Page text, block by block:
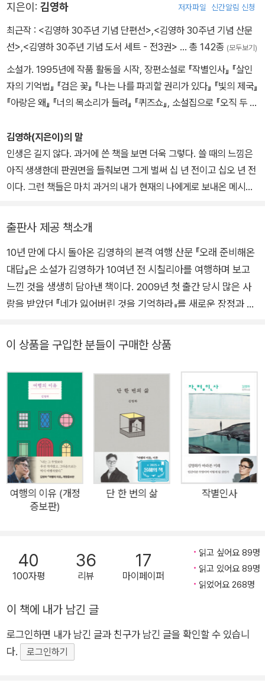
지은이: 김영하 저자파일 신간알림 신청
최근작 : <김영하 30주년 기념 단편선>,<김영하 30주년 기념 산문
선>,<김영하 30주년 기념 도서 세트 - 전3권> … 총 142종 (모두보기)
소설가. 1995년에 작품 활동을 시작, 장편소설로 『작별인사』 『살인
자의 기억법』 『검은 꽃』 『나는 나를 파괴할 권리가 있다』 『빛의 제국』
『아랑은 왜』 『너의 목소리가 들려』 『퀴즈쇼』, 소설집으로 『오직 두 사
『무슨 일이 일어났는지는 아무도』 『호출』이 있고, 산문 『단 한 번의
삶』 『여행의 이유』 『오래 준비해온 대답』 『다다다』 등을 냈다. 이상문
학상, 동인문학상, 황순원문학상, 현대문학상, 만해문학상, 김유정문
학상 등을 수상했다. 독일과 일본에서 각각 독립출판사문학상과 번역
김영하(지은이)의 말
인생은 길지 않다. 과거에 쓴 책을 보면 더욱 그렇다. 쓸 때의 느낌은
아직 생생한데 판권면을 들춰보면 그게 벌써 십 년 전이고 십오 년 전
이다. 그런 책들은 마치 과거의 내가 현재의 나에게로 보내온 메시지
책을 쓰던 때는 모든 게 불확실했다. 편집자로부터 받은 교정쇄 속의
나는 아내와 함께 먼길을 떠날 준비를 하고 있다. 시칠리아를 여행한
우리는 이 년 반쯤의 해외체류를 무사히 마치고 귀국하게 되지만 그
때는 아직 모르고 있었다. 밴쿠버와 뉴욕에 가서 살게 될 것도, 심지어
귀국 후 부산에서 또 삼 년을 살게 될 것도. 이제는 모든 것을 알고 있
고 웃으며 회상할 수 있다. 그러나 이 책이 쓰인 십 년 전에는 그럴 수
여행은 스마트폰 이전 시대에 경험한 마지막 여행이라고 할 수 있다.
구글맵도, 트립어드바이저도, 호텔스닷컴도 없던 시절. 우리는 현지
에 도착해 그날 밤에 묵을 호텔을 공중전화로 예약했다. 렌터카 조수
석에 앉은 아내가 종이 지도를 보며 길을 찾았다. 우리는 종종 이상한
길로 접어들어 헤맸고 일정에도 없던 곳에 가서 머물렀다. 스마트폰
이 우리 삶의 일부가 된 지 십 년, 이제는 길을 잃고 싶어도 잃을 수가
없다. 모든 것을 예약하고, 유튜브로 미리 살피고, 다른 여행자의 리뷰
를 꼼꼼히 본다. 그래서 가끔은 생각지도 못한 곳으로 흘러들어가 놀
라운 발견을 거듭하던 그 시절의 여행을 떠올리며 그리워한다.
그때는 스마트폰이 없었고, 그리고 무엇보다, 젊었다, 그리고(아니 그
게 되어 기쁘다. 그 여행 이후 내 삶에는 큰 변화가 있었다. 이 땅을 떠
나 오래 사는 첫 경험을 했고, 요리의 기쁨을 알게 되었고, 내가 어떤
사람인지 더 명확히 알게 되었다. 배수의 진을 친다는 느낌으로 결행
한 여행이었지만 막상 떠나보니 여행 그 자체가 좋았다. 그때의 느낌
을 새로운 독자들과 나누고 싶다. 개정판에는 원래의 판본에서 마지
막 순간에 누락시켰던 한 꼭지, 즉 시칠리아에서 어설프게 해먹었던
현지음식 요리법 같은 꼭지를 추가했다.
출판사 제공 책소개
10년 만에 다시 돌아온 김영하의 본격 여행 산문 『오래 준비해온
대답』은 소설가 김영하가 10여년 전 시칠리아를 여행하며 보고
느낀 것을 생생히 담아낸 책이다. 2009년 첫 출간 당시 많은 사
랑을 받았던 『네가 잃어버린 것을 기억하라』를 새로운 장정과 제
는 문장과 내용을 가다듬고 여행 당시 찍은 사진들을 풍성하게 수
재미를 더했다. 2007년 가을, 지금은 장수 여행 프로그램으로 자
리매김한 EBS <세계테마기행>의 런칭을 준비하던 제작진이 작
가 김영하를 찾아왔다. 그들이 작가에게 어떤 곳을 여행하고 싶냐
고 물어보았을 때, 김영하는 ‘마치 오래 준비해온 대답’처럼 시칠
리아라고 답한다. 당시 한국예술종합대학에서 학생들을 가르치
고 있었던 작가는 그들과 함께 시칠리아를 다녀온 후, 교수직을
사직하고 서울의 모든 것을 정리한 뒤 다섯 달 만에 아내와 함께
다시 시칠리아로 떠난다. 그것은 밴쿠버와 뉴욕으로 이어지는 장
장 2년 반의 방랑의 시작이었다. 우여곡절 끝에 어렵사리 도착한
사라지는 따뜻한 사람들, 누구도 허둥대지 않는 느긋하고 여유로
운 삶, 장엄한 유적과 지중해. 그곳에서 작가는 자신을 작가로 만
빛나는 편린들과 마주하는 고고학적 탐사”), 오랫동안 잊고 있던
자기 안의 ‘어린 예술가’도 다시 만난다. 나는 시라쿠사의 퇴색한
석회암계단에 앉아 저멀리 희붐하게 빛나는 지중해의 수평선을
보며 열아홉 살의 봄에 경험했던 찬란한 행복을 회상했다. 모두
이 상품을 구입한 분들이 구매한 상품
여행의 이유 (개정
증보판)
단 한 번의 삶 작별인사
40
100자평
36
리뷰
17
마이페이퍼
읽고 싶어요 89명
읽고 있어요 89명
읽었어요 268명
이 책에 내가 남긴 글
로그인하면 내가 남긴 글과 친구가 남긴 글을 확인할 수 있습니
다.
로그인하기